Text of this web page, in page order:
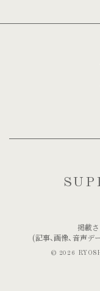
掲載
(記事、画像、音声
© 2026